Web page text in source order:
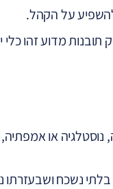
על הקהל.
מדוע זהו כלי
נוסטלגיה או
בלתי נשכח